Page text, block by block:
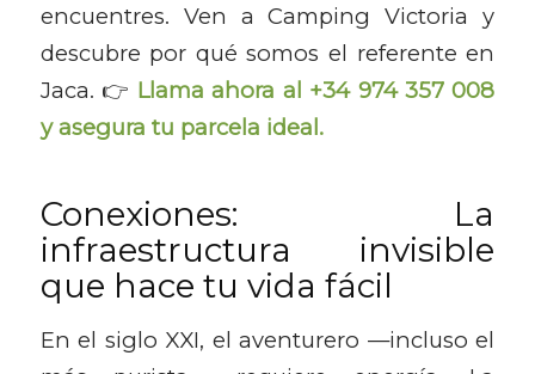
encuentres. Ven a Camping Victoria y
descubre por qué somos el referente en
Jaca. 👉 Llama ahora al +34 974 357 008
y asegura tu parcela ideal.
Conexiones: La
infraestructura invisible
que hace tu vida fácil
En el siglo XXI, el aventurero —incluso el